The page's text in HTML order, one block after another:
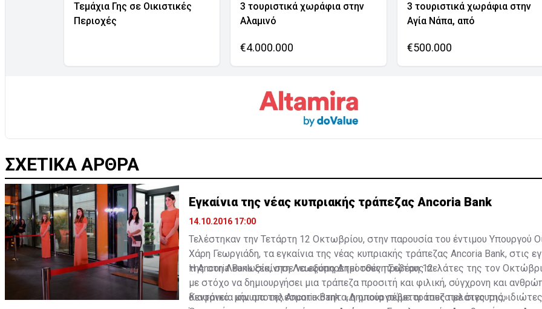
Τεμάχια Γης σε Οικιστικές
Περιοχές
3 τουριστικά χωράφια στην
Αλαμινό
€4.000.000
3 τουριστικά χωράφια στην
Αγία Νάπα, από
€500.000
ΣΧΕΤΙΚΑ ΑΡΘΡΑ
Εγκαίνια της νέας κυπριακής τράπεζας Ancoria Bank
14.10.2016 17:00
Τελέστηκαν την Τετάρτη 12 Οκτωβρίου, στην παρουσία του έντιμου Υπουργού
Χάρη Γεωργιάδη, τα εγκαίνια της νέας κυπριακής τράπεζας Ancoria Bank, στις
της στη Λευκωσία, στη Λεωφόρο Δημοσθένη Σεβέρη 12.
Η Ancoria Bank ξεκίνησε να εξυπηρετεί τους πρώτους πελάτες της τον
με στόχο να δημιουργήσει μια τράπεζα προσιτή και φιλική, σύγχρονη και
διαφάνεια και αποτελεσματικότητα, η οποία σέβεται τους πελάτες της,
Κεντρικό μήνυμα της Ancoria Bank: «Δημιουργούμε τράπεζα με σιγουριά».